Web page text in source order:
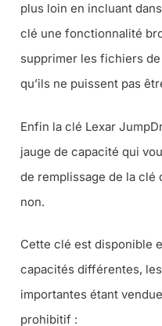
plus loin en incluant
clé une fonctionnalité
supprimer les fichiers
qu’ils ne puissent pas
Enfin la clé Lexar
jauge de capacité qui
de remplissage de la clé
non.
Cette clé est disponible
capacités différentes,
importantes étant
prohibitif :